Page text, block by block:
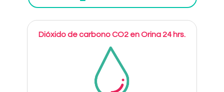
Dióxido de carbono CO2 en Orina 24 hrs.